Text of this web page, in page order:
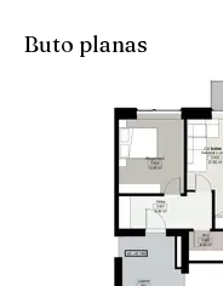
Buto planas